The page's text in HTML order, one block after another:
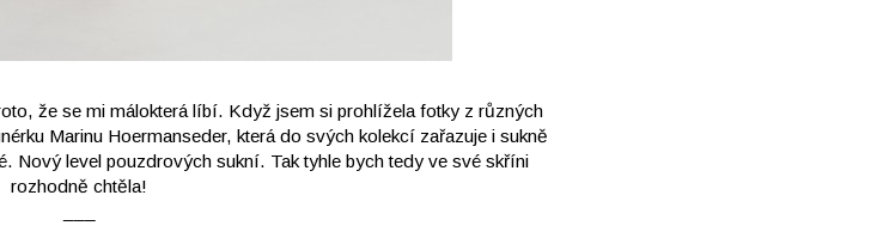
že se mi málokterá líbí. Když jsem si prohlížela fotky z různých
Marinu Hoermanseder, která do svých kolekcí zařazuje i sukně
Nový level pouzdrových sukní. Tak tyhle bych tedy ve své skříni
rozhodně chtěla!